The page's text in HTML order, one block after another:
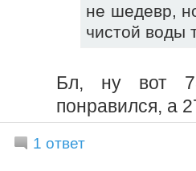
не шедевр,
чистой воды
Бл, ну вот
понравился, а
1 ответ